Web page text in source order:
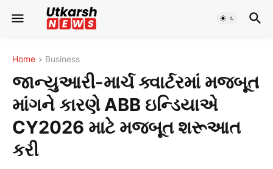
Home Business
જાન્યુઆરી-માર્ચ ક્વાર્ટરમાં મજબૂત
માંગને કારણે ABB ઇન્ડિયાએ
CY2026 માટે મજબૂત શરૂઆત
કરી